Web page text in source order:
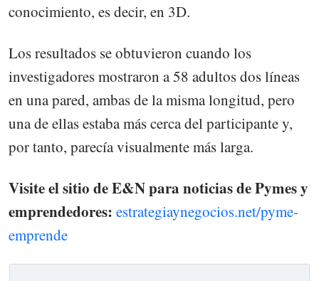
conocimiento, es decir, en 3D.
Los resultados se obtuvieron cuando los
investigadores mostraron a 58 adultos dos líneas
en una pared, ambas de la misma longitud, pero
una de ellas estaba más cerca del participante y,
por tanto, parecía visualmente más larga.
Visite el sitio de E&N para noticias de Pymes y
emprendedores: estrategiaynegocios.net/pyme-
emprende